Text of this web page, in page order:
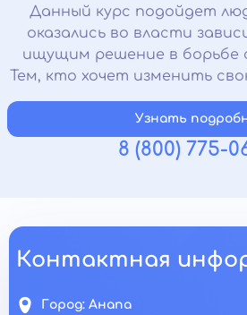
Данный курс подойдет
оказались во власти
ищущим решение в борьбе
Тем, кто хочет изменить
Узнать
8 (800) 775-
Контактная
Город: Анапа